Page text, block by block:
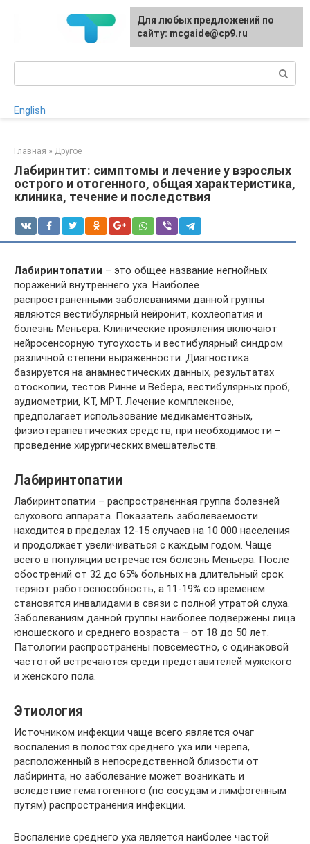
English
Главная » Другое
Лабиринтит: симптомы и лечение у взрослых
острого и отогенного, общая характеристика,
клиника, течение и последствия
Лабиринтопатии – это общее название негнойных
поражений внутреннего уха. Наиболее
распространенными заболеваниями данной группы
являются вестибулярный нейронит, кохлеопатия и
болезнь Меньера. Клинические проявления включают
нейросенсорную тугоухость и вестибулярный синдром
различной степени выраженности. Диагностика
базируется на анамнестических данных, результатах
отоскопии, тестов Ринне и Вебера, вестибулярных проб,
аудиометрии, КТ, МРТ. Лечение комплексное,
предполагает использование медикаментозных,
физиотерапевтических средств, при необходимости –
проведение хирургических вмешательств.
Лабиринтопатии
Лабиринтопатии – распространенная группа болезней
слухового аппарата. Показатель заболеваемости
находится в пределах 12-15 случаев на 10 000 населения
и продолжает увеличиваться с каждым годом. Чаще
всего в популяции встречается болезнь Меньера. После
обострений от 32 до 65% больных на длительный срок
теряют работоспособность, а 11-19% со временем
становятся инвалидами в связи с полной утратой слуха.
Заболеваниям данной группы наиболее подвержены лица
юношеского и среднего возраста – от 18 до 50 лет.
Патологии распространены повсеместно, с одинаковой
частотой встречаются среди представителей мужского
и женского пола.
Этиология
Источником инфекции чаще всего является очаг
воспаления в полостях среднего уха или черепа,
расположенный в непосредственной близости от
лабиринта, но заболевание может возникать и
вследствие гематогенного (по сосудам и лимфогенным
путям) распространения инфекции.
Воспаление среднего уха является наиболее частой
Для любых предложений по
сайту: mcgaide@cp9.ru